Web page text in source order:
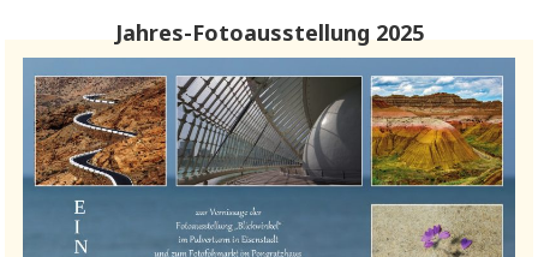
Jahres-Fotoausstellung 2025